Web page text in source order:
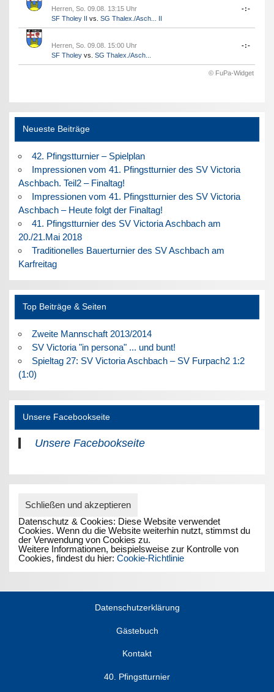
Herren, So. 09.08. 13:15 Uhr
SF Tholey II vs.SG Thalex./Asch... II
-:-
Herren, So. 09.08. 15:00 Uhr
SF Tholey vs.SG Thalex./Asch...
-:-
© FuPa-Widget
Neueste Beiträge
42. Pfingstturnier – Spielplan
Impressionen vom 41. Pfingstturnier des SV Victoria
Aschbach. Teil2 – Finaltag!
Impressionen vom 41. Pfingstturnier des SV Victoria
Aschbach – Heute folgt der Finaltag!
41. Pfingstturnier des SV Victoria Aschbach am
20./21.Mai 2018
Traditionelles Bauerturnier des SV Aschbach am
Karfreitag
Top Beiträge & Seiten
Zweite Mannschaft 2013/2014
SV Victoria "in persona" ... und bunt!
Spieltag 27: SV Victoria Aschbach – SV Furpach2 1:2
(1:0)
Unsere Facebookseite
Unsere Facebookseite
Datenschutz & Cookies: Diese Website verwendet
Cookies. Wenn du die Website weiterhin nutzt, stimmst du
der Verwendung von Cookies zu.
Weitere Informationen, beispielsweise zur Kontrolle von
Cookies, findest du hier:Cookie-Richtlinie
Datenschutzerklärung
Gästebuch
Kontakt
40. Pfingstturnier